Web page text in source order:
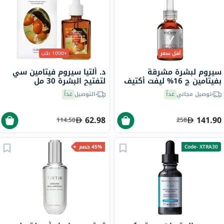
أقل سعر
سيروم لبشرة مشرقة
بفيتامين ج 16% ليفت أكتيف
فيشي، 20 مل
توصيل مجانيغداً
141.90
258
+1000 طلب
د. ألتيا سيروم فيتامين سي
لتفتيح البشرة 30 مل
التوصيلغداً
62.98
114.50
Code- XTRA30 45% خصم